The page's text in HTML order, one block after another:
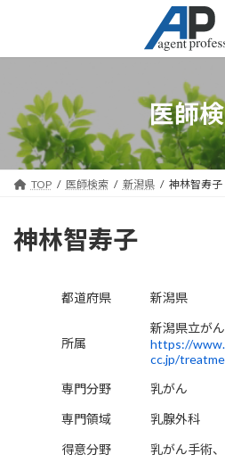
ン
キ
プ
ー
に
動
医師
TOP 医師検索 新潟県 神林智寿子
神林智寿子
都道府県 新潟県
所属
新潟県立が
https://
cc.jp/
専門分野
乳がん
専門領域
乳腺外科
得意分野
乳がん手術